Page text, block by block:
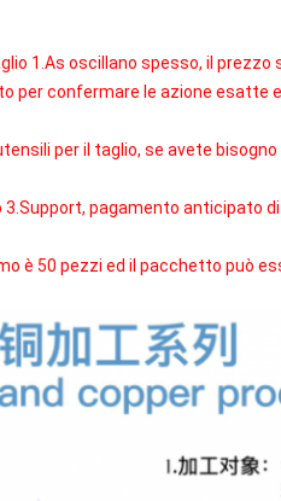
1.As oscillano spesso, il
per confermare le azione esatte
per il taglio, se avete
pagamento anticipato di
è 50 pezzi ed il pacchetto può